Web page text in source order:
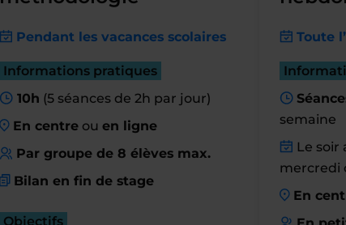
Pendant les vacances scolaires
Informations pratiques
10h (5 séances de 2h par jour)
En centreou en ligne
Par groupe de 8 élèves max.
Bilan en fin de stage
Objectifs
Toute
semaine
Le soir
mercredi
En